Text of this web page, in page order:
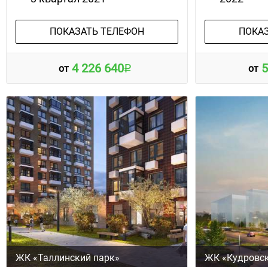
ПОКАЗАТЬ ТЕЛЕФОН
от 4 226 640 от
ЖК «Таллинский парк» ЖК